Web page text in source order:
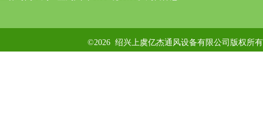
©2026 绍兴上虞亿杰通风设备有限公司版权所有